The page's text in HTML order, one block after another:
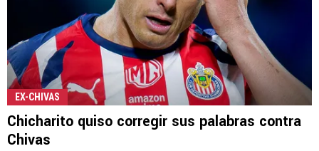
EX-CHIVAS
Chicharito quiso corregir sus palabras contra
Chivas